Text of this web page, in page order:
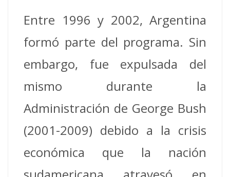
Entre 1996 y 2002, Argentina
formó parte del programa. Sin
embargo, fue expulsada del
mismo durante la
Administración de George Bush
(2001-2009) debido a la crisis
económica que la nación